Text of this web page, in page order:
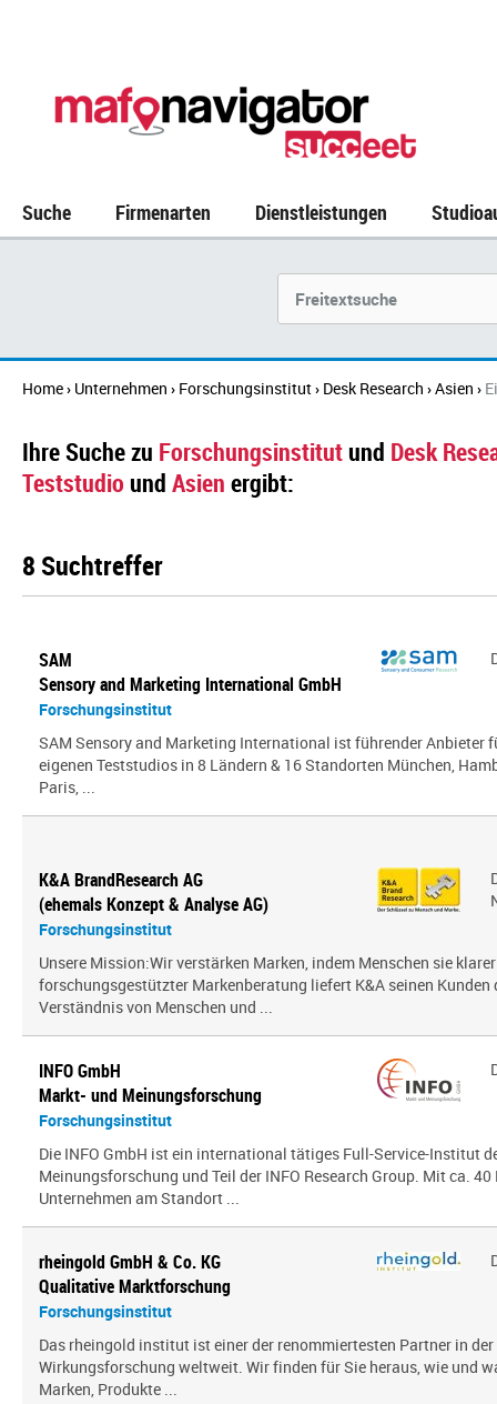
Suche Firmenarten Dienstleistungen
Home› Unternehmen › Forschungsinstitut› Desk Research ›Asien ›
Ihre Suche zu Forschungsinstitutund Desk
Teststudio und Asien ergibt:
8 Suchtreffer
SAM
Sensory and Marketing International GmbH
Forschungsinstitut
SAM Sensory and Marketing International ist führender Anbieter
eigenen Teststudios in 8 Ländern & 16 Standorten München,
Paris, ...
K&A BrandResearch AG
(ehemals Konzept & Analyse AG)
Forschungsinstitut
Unsere Mission:Wir verstärken Marken, indem Menschen sie
forschungsgestützter Markenberatung liefert K&A seinen Kunden
Verständnis von Menschen und ...
INFO GmbH
Markt- und Meinungsforschung
Forschungsinstitut
Die INFO GmbH ist ein international tätiges Full-Service-Institut
Meinungsforschung und Teil der INFO Research Group. Mit ca.
Unternehmen am Standort ...
rheingold GmbH & Co. KG
Qualitative Marktforschung
Forschungsinstitut
Das rheingold institut ist einer der renommiertesten Partner in
Wirkungsforschung weltweit. Wir finden für Sie heraus, wie und
Marken, Produkte ...